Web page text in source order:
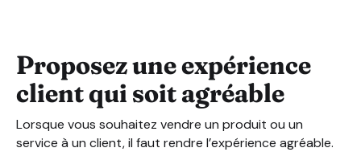
Proposez une expérience
client qui soit agréable
Lorsque vous souhaitez vendre un produit ou un
service à un client, il faut rendre l’expérience agréable.